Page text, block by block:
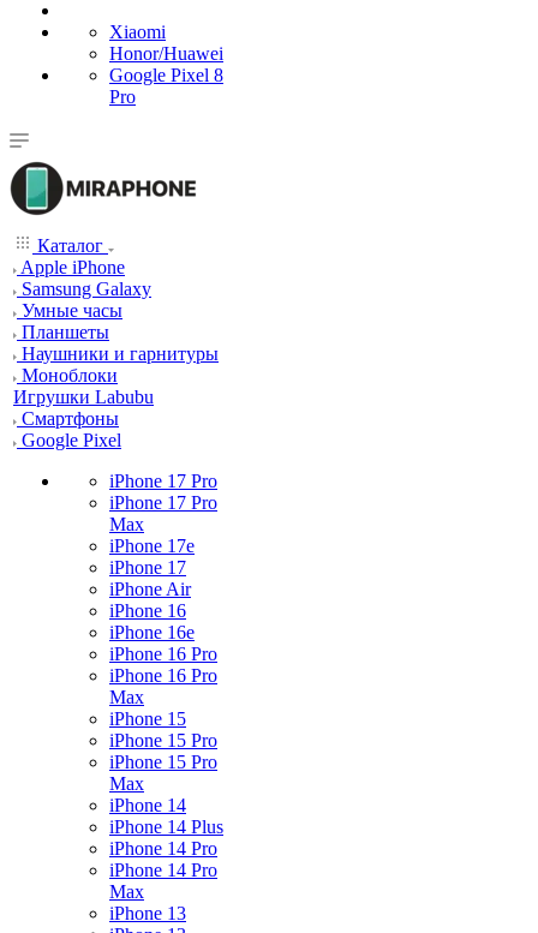
Xiaomi
Honor/Huawei
Google Pixel 8
Pro
Каталог
Apple iPhone
Samsung Galaxy
Умные часы
Планшеты
Наушники и гарнитуры
Моноблоки
Игрушки Labubu
Смартфоны
Google Pixel
iPhone 17 Pro
iPhone 17 Pro
Max
iPhone 17e
iPhone 17
iPhone Air
iPhone 16
iPhone 16e
iPhone 16 Pro
iPhone 16 Pro
Max
iPhone 15
iPhone 15 Pro
iPhone 15 Pro
Max
iPhone 14
iPhone 14 Plus
iPhone 14 Pro
iPhone 14 Pro
Max
iPhone 13